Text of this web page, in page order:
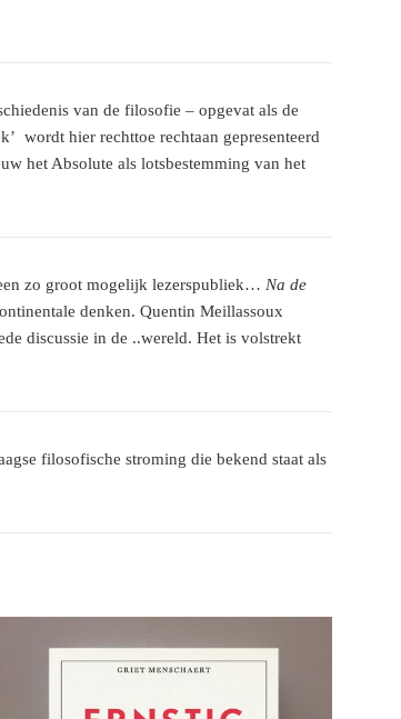
van de filosofie – opgevat als de
wordt hier rechttoe rechtaan gepresenteerd
het Absolute als lotsbestemming van het
zo groot mogelijk lezerspubliek… Na de
denken. Quentin Meillassoux
discussie in de ..wereld. Het is volstrekt
filosofische stroming die bekend staat als